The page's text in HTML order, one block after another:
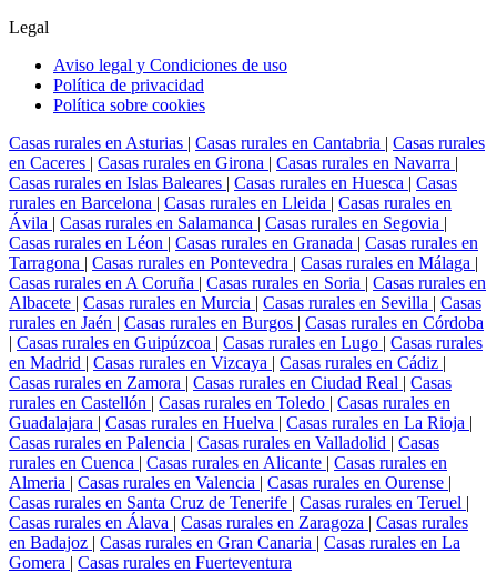
Legal
Aviso legal y Condiciones de uso
Política de privacidad
Política sobre cookies
Casas rurales en Asturias | Casas rurales en Cantabria | Casas rurales
en Caceres | Casas rurales en Girona | Casas rurales en Navarra |
Casas rurales en Islas Baleares | Casas rurales en Huesca | Casas
rurales en Barcelona | Casas rurales en Lleida | Casas rurales en
Ávila | Casas rurales en Salamanca | Casas rurales en Segovia |
Casas rurales en Léon | Casas rurales en Granada | Casas rurales en
Tarragona | Casas rurales en Pontevedra | Casas rurales en Málaga |
Casas rurales en A Coruña | Casas rurales en Soria | Casas rurales en
Albacete | Casas rurales en Murcia | Casas rurales en Sevilla | Casas
rurales en Jaén | Casas rurales en Burgos | Casas rurales en Córdoba
| Casas rurales en Guipúzcoa | Casas rurales en Lugo | Casas rurales
en Madrid | Casas rurales en Vizcaya | Casas rurales en Cádiz |
Casas rurales en Zamora | Casas rurales en Ciudad Real | Casas
rurales en Castellón | Casas rurales en Toledo | Casas rurales en
Guadalajara | Casas rurales en Huelva | Casas rurales en La Rioja |
Casas rurales en Palencia | Casas rurales en Valladolid | Casas
rurales en Cuenca | Casas rurales en Alicante | Casas rurales en
Almeria | Casas rurales en Valencia | Casas rurales en Ourense |
Casas rurales en Santa Cruz de Tenerife | Casas rurales en Teruel |
Casas rurales en Álava | Casas rurales en Zaragoza | Casas rurales
en Badajoz | Casas rurales en Gran Canaria | Casas rurales en La
Gomera | Casas rurales en Fuerteventura